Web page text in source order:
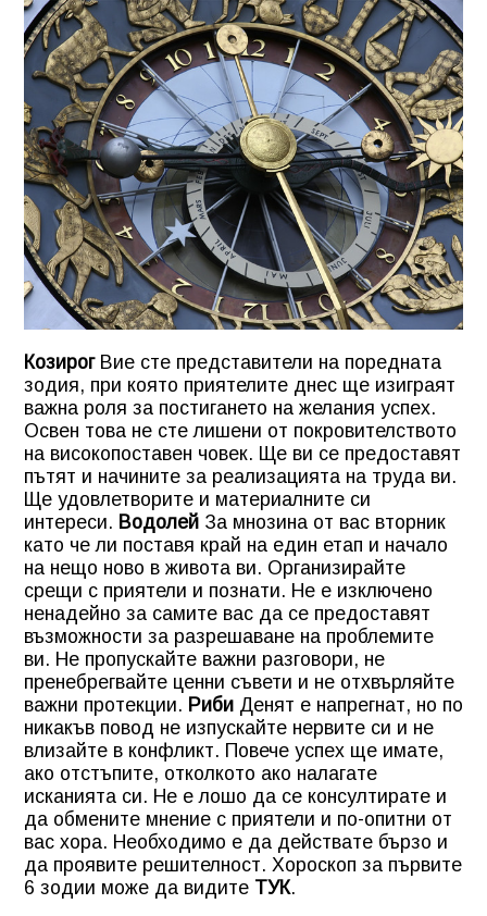
КозирогВие сте представители на поредната
зодия, при която приятелите днес ще изиграят
важна роля за постигането на желания успех.
Освен това не сте лишени от покровителството
на високопоставен човек. Ще ви се предоставят
пътят и начините за реализацията на труда ви.
Ще удовлетворите и материалните си
интереси. Водолей За мнозина от вас вторник
като че ли поставя край на един етап и начало
на нещо ново в живота ви. Организирайте
срещи с приятели и познати. Не е изключено
ненадейно за самите вас да се предоставят
възможности за разрешаване на проблемите
ви. Не пропускайте важни разговори, не
пренебрегвайте ценни съвети и не отхвърляйте
важни протекции. Риби Денят е напрегнат, но по
никакъв повод не изпускайте нервите си и не
влизайте в конфликт. Повече успех ще имате,
ако отстъпите, отколкото ако налагате
исканията си. Не е лошо да се консултирате и
да обмените мнение с приятели и по-опитни от
вас хора. Необходимо е да действате бързо и
да проявите решителност. Хороскоп за първите
6 зодии може да видите ТУК.